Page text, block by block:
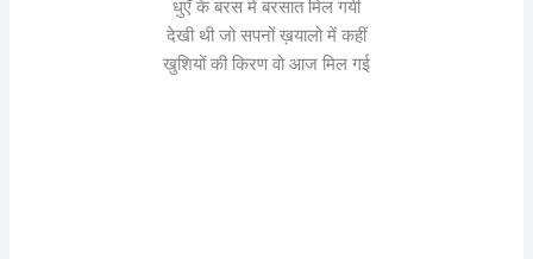
धुएँ के बरस में बरसात मिल गयी
देखी थी जो सपनों ख़यालो में कहीं
खुशियों की किरण वो आज मिल गई